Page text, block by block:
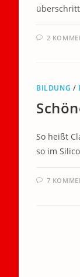
2
BILDUNG /
So heißt
so im
7